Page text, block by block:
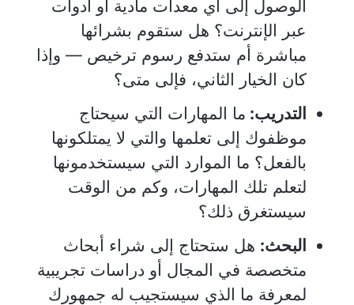
الوصول إلى أي معدات مادية أو أدوات
عبر الإنترنت؟ هل ستقوم بشرائها
مباشرة أم ستدفع رسوم ترخيص — وإذا
كان الخيار الثاني، فإلى متى؟
التدريب: ما المهارات التي سيحتاج
موظفوك إلى تعلمها والتي لا يمتلكونها
بالفعل؟ ما الموارد التي سيستخدمونها
لتعلم تلك المهارات، وكم من الوقت
سيستغرق ذلك؟
البحث: هل ستحتاج إلى شراء أبحاث
متخصصة في المجال أو دراسات تجريبية
لمعرفة ما الذي سيستجيب له جمهورك